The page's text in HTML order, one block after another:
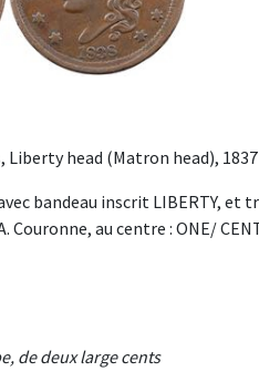
head (Matron head),
bandeau inscrit LIBERTY, et
Couronne, au centre : ONE/
de deux large cents